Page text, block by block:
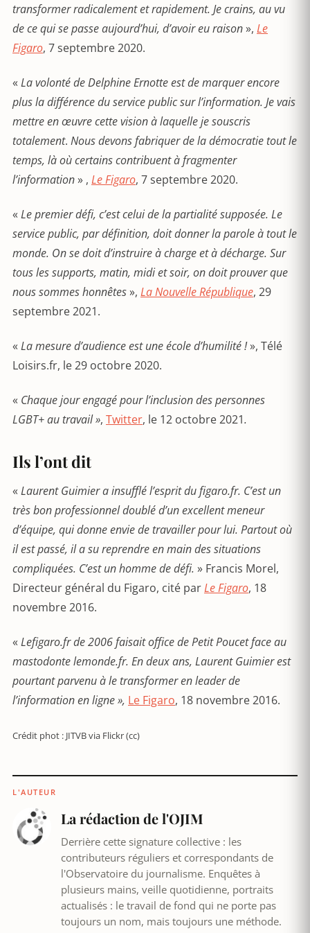
transformer radicalement et rapidement. Je crains, au vu
de ce qui se passe aujourd’hui, d’avoir eu raison», Le
Figaro, 7 septembre 2020.
« La volonté de Delphine Ernotte est de marquer encore
plus la différence du service public sur l’information. Je vais
mettre en œuvre cette vision à laquelle je souscris
totalement. Nous devons fabriquer de la démocratie tout le
temps, là où certains contribuent à fragmenter
l’information» , Le Figaro, 7 septembre 2020.
« Le premier défi, c’est celui de la partialité supposée. Le
service public, par définition, doit donner la parole à tout le
monde. On se doit d’instruire à charge et à décharge. Sur
tous les supports, matin, midi et soir, on doit prouver que
nous sommes honnêtes», La Nouvelle République, 29
septembre 2021.
« La mesure d’audience est une école d’humilité !», Télé
Loisirs.fr, le 29 octobre 2020.
« Chaque jour engagé pour l’inclusion des personnes
LGBT+ au travail », Twitter, le 12 octobre 2021.
Ils l’ont dit
« Laurent Guimier a insufflé l’esprit du figaro.fr. C’est un
très bon professionnel doublé d’un excellent meneur
d’équipe, qui donne envie de travailler pour lui. Partout où
il est passé, il a su reprendre en main des situations
compliquées. C’est un homme de défi. » Francis Morel,
Directeur général du Figaro, cité parLe Figaro, 18
novembre 2016.
« Lefigaro.fr de 2006 faisait office de Petit Poucet face au
mastodonte lemonde.fr. En deux ans, Laurent Guimier est
pourtant parvenu à le transformer en leader de
l’information en ligne », Le Figaro, 18 novembre 2016.
Crédit phot : JITVB via Flickr (cc)
L'AUTEUR
La rédaction de l'OJIM
Derrière cette signature collective : les
contributeurs réguliers et correspondants de
l'Observatoire du journalisme. Enquêtes à
plusieurs mains, veille quotidienne, portraits
actualisés : le travail de fond qui ne porte pas
toujours un nom, mais toujours une méthode.